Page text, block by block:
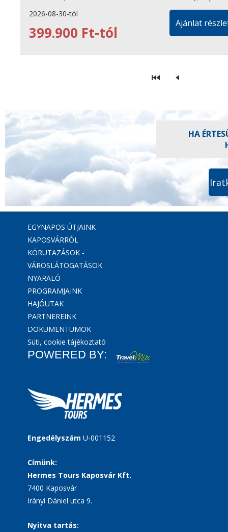
2026-08-30-tól
399.900 Ft-tól
Ajánlat
HA
EGYNAPOS ÚTJAINK
KAPOSVÁRRÓL
KÖRUTAZÁSOK -
VÁROSLÁTOGATÁSOK
NYARALÓ
PROGRAMJAINK
HAJÓUTAK
PARTNEREINK
DOKUMENTUMOK
Süti, cookie tájékoztató
POWERED BY:
Engedélyszám U-001152
Címünk:
Hermes Tours Kaposvár Kft.
7400 Kaposvár
Irányi Dániel utca 9.
Nyitva tartás: